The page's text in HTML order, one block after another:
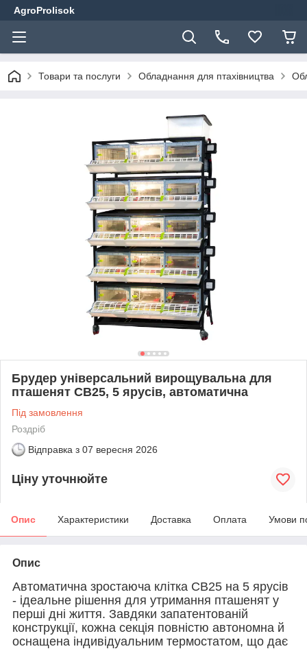
AgroProlisok
Товари та послуги Обладнання для птахівництва
Брудер універсальний вирощувальна для
пташенят CB25, 5 ярусів, автоматична
Під замовлення
Роздріб
Відправка з 07 вересня 2026
Ціну уточнюйте
Опис Характеристики Доставка Оплата Умови
Опис
Автоматична зростаюча клітка CB25 на 5 ярусів
- ідеальне рішення для утримання пташенят у
перші дні життя. Завдяки запатентованій
конструкції, кожна секція повністю автономна й
оснащена індивідуальним термостатом, що дає